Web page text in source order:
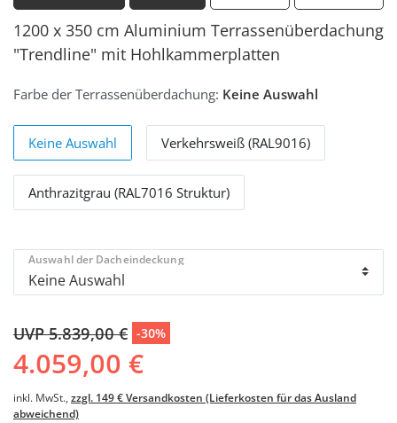
1200 x 350 cm Aluminium Terrassenüberdachung
"Trendline" mit Hohlkammerplatten
Farbe der Terrassenüberdachung: Keine Auswahl
Keine Auswahl Verkehrsweiß (RAL9016)
Anthrazitgrau (RAL7016 Struktur)
Auswahl der Dacheindeckung
UVP 5.839,00 € -30%
4.059,00 €
inkl. MwSt., zzgl. 149 € Versandkosten (Lieferkosten für das Ausland
abweichend)